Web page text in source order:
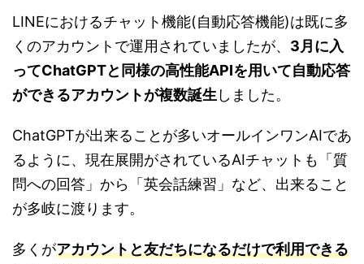
LINEにおけるチャット機能(自動応答機能)は既に多
くのアカウントで運用されていましたが、 3月に入
ってChatGPTと同様の高性能APIを用いて自動応答
ができるアカウントが複数誕生 しました。
ChatGPTが出来ることが多いオールインワンAIであ
るように、現在展開がされているAIチャットも「質
問への回答」から「英会話練習」など、出来ること
が多岐に渡ります。
多くがアカウントと友だちになるだけで利用できる